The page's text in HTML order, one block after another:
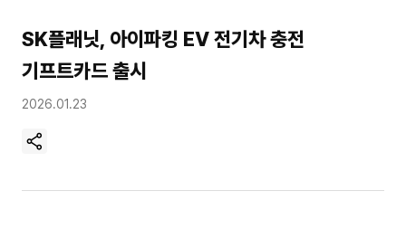
SK플래닛, 아이파킹 EV 전기차 충전
기프트카드 출시
2026.01.23
현
이